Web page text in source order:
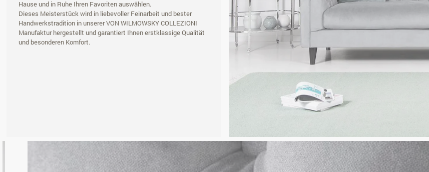
Hause und in Ruhe Ihren Favoriten auswählen.
Dieses Meisterstück wird in liebevoller Feinarbeit und bester
Handwerkstradition in unserer VON WILMOWSKY COLLEZIONI
Manufaktur hergestellt und garantiert Ihnen erstklassige Qualität
und besonderen Komfort.